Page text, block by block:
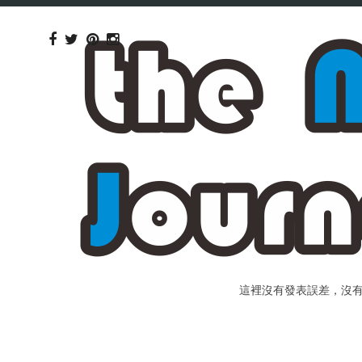
這裡沒有發表誤差，沒